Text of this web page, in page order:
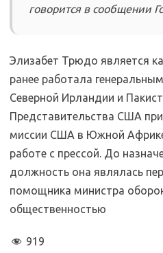
говорится в сообщении
Элизабет Трюдо является
ранее работала
Северной Ирландии и
Представительства США
миссии США в Южной
работе с прессой. До
должность она являлась
помощника министра
общественностью
919